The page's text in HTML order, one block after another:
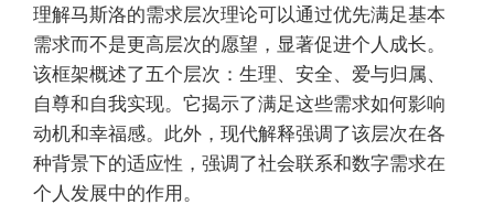
理解马斯洛的需求层次理论可以通过优先满足基本
需求而不是更高层次的愿望，显著促进个人成长。
该框架概述了五个层次：生理、安全、爱与归属、
自尊和自我实现。它揭示了满足这些需求如何影响
动机和幸福感。此外，现代解释强调了该层次在各
种背景下的适应性，强调了社会联系和数字需求在
个人发展中的作用。